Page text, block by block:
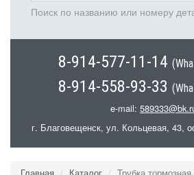
Поиск по названию или номеру
8-914-577-11-14
8-914-558-93-33
e-mail:
г. Благовещенск, ул. Кольцевая, 43,